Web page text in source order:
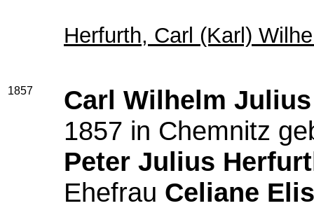
Herfurth, Carl (Karl)
1857
Carl Wilhelm
1857 in Chemnitz
Peter Julius
Ehefrau Celiane